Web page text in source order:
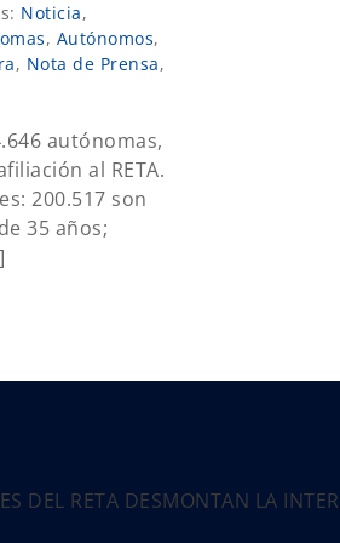
Noticia,
, Autónomos,
, Nota de Prensa,
autónomas,
al RETA.
200.517 son
35 años;
DEL RETA DESMONTAN LA